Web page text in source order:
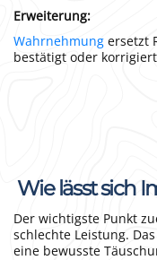
Erweiterung:
Wahrnehmung ersetzt
bestätigt oder
Wie lässt sich
Der wichtigste Punkt
schlechte Leistung.
eine bewusste